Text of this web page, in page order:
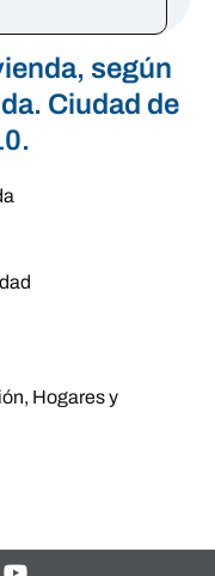
según
Ciudad de
Hogares y